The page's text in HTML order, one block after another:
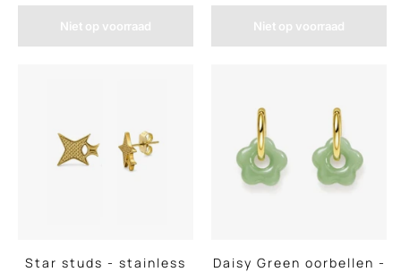
Niet op voorraad Niet op voorraad
Star studs - stainless
Daisy Green oorbellen -